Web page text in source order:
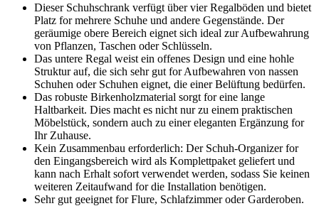
Dieser Schuhschrank verfügt über vier Regalböden und bietet
Platz for mehrere Schuhe und andere Gegenstände. Der
geräumige obere Bereich eignet sich ideal zur Aufbewahrung
von Pflanzen, Taschen oder Schlüsseln.
Das untere Regal weist ein offenes Design und eine hohle
Struktur auf, die sich sehr gut for Aufbewahren von nassen
Schuhen oder Schuhen eignet, die einer Belüftung bedürfen.
Das robuste Birkenholzmaterial sorgt for eine lange
Haltbarkeit. Dies macht es nicht nur zu einem praktischen
Möbelstück, sondern auch zu einer eleganten Ergänzung for
Ihr Zuhause.
Kein Zusammenbau erforderlich: Der Schuh-Organizer for
den Eingangsbereich wird als Komplettpaket geliefert und
kann nach Erhalt sofort verwendet werden, sodass Sie keinen
weiteren Zeitaufwand for die Installation benötigen.
Sehr gut geeignet for Flure, Schlafzimmer oder Garderoben.